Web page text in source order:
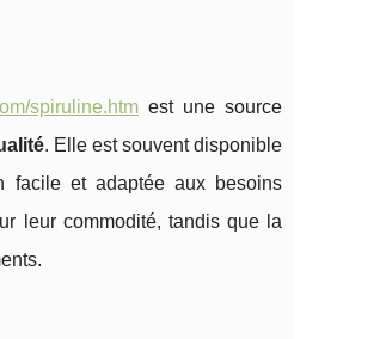
spiruline.htm est une source
. Elle est souvent disponible
facile et adaptée aux besoins
leur commodité, tandis que la